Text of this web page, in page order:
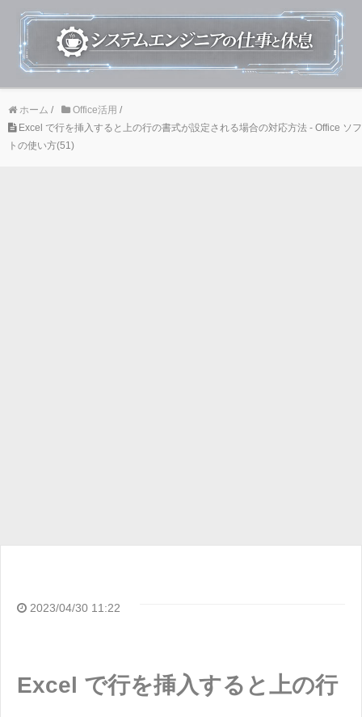
ホーム / Office活用 /
Excel で行を挿入すると上の行の書式が設定される場合の対応方法 - Office ソフ
トの使い方(51)
2023/04/30 11:22
Excel で行を挿入すると上の行